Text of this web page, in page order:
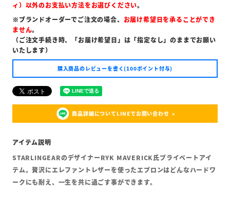
ィ）以外のお支払い方法をお選びください。
※ブランドオーダーでご注文の場合、 お届け希望日を承ることができ
ません。
（ご注文手続き時、「お届け希望日」は「指定なし」のままでお願い
いたします）
購入商品のレビューを書く(100ポイント付与)
商品詳細についてLINEでお問い合わせ
STARLINGEARのデザイナーRYK MAVERICK氏プライベートアイ
テム。贅沢にエレファントレザーを使ったエプロンはどんなハードワ
ークにも耐え、一生を共に過ごす事ができます。